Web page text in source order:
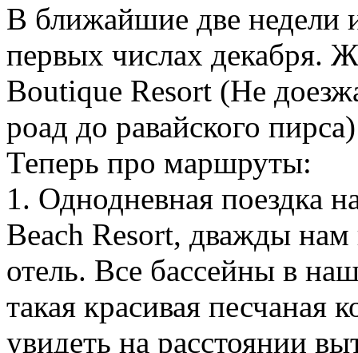
В ближайшие две недели
первых числах декабря.
Boutique Resort (Не
роад до равайского пирса)
Теперь про маршруты:
1. Однодневная поездка
Beach Resort, дважды
отель. Все бассейны в
такая красивая песчаная
увидеть на расстоянии